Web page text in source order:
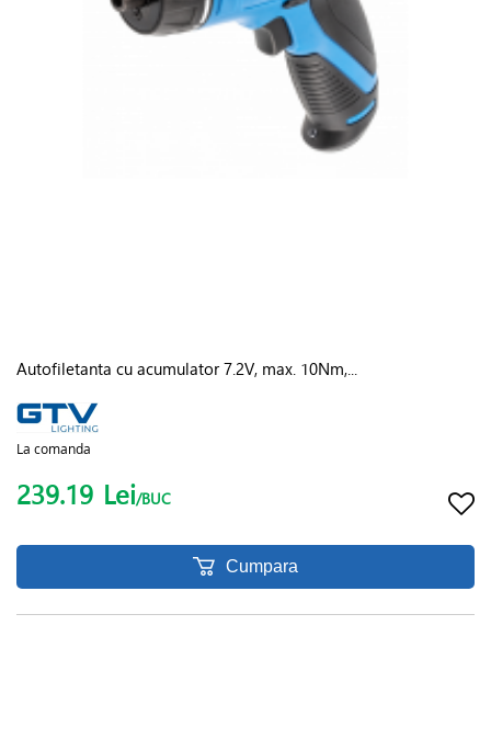
Autofiletanta cu acumulator 7.2V, max. 10Nm,...
La comanda
239.19 Lei/BUC
Cumpara